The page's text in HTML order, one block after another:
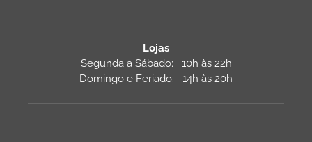
Lojas
Segunda a Sábado: 10h às 22h
Domingo e Feriado: 14h às 20h